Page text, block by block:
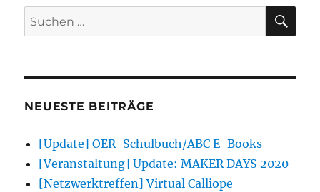
Suchen
nach:
NEUESTE BEITRÄGE
[Update] OER-Schulbuch/ABC E-Books
[Veranstaltung] Update: MAKER DAYS 2020
[Netzwerktreffen] Virtual Calliope